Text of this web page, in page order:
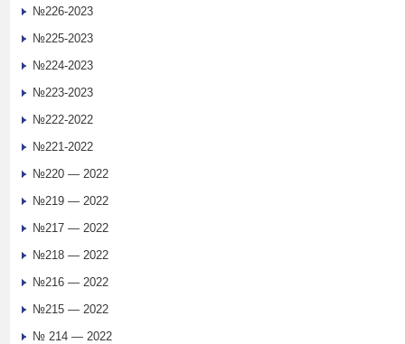
№226-2023
№225-2023
№224-2023
№223-2023
№222-2022
№221-2022
№220 — 2022
№219 — 2022
№217 — 2022
№218 — 2022
№216 — 2022
№215 — 2022
№ 214 — 2022